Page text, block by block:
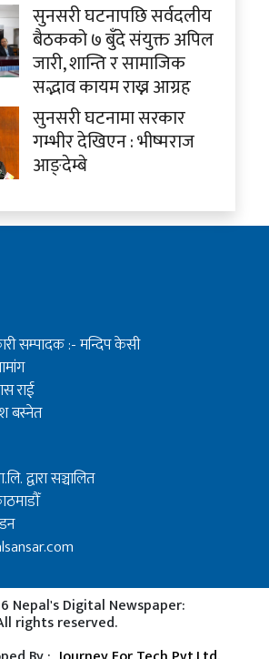
सुनसरी घटनापछि सर्वदलीय
बैठकको ७ बुँदे संयुक्त अपिल
जारी, शान्ति र सामाजिक
सद्भाव कायम राख्न आग्रह
सुनसरी घटनामा सरकार
गम्भीर देखिएन : भीष्मराज
आङ्देम्बे
सम्पादक :- मन्दिप केसी
राई
बस्नेत
द्वारा सञ्चालित
Nepal's Digital Newspaper:
rights reserved.